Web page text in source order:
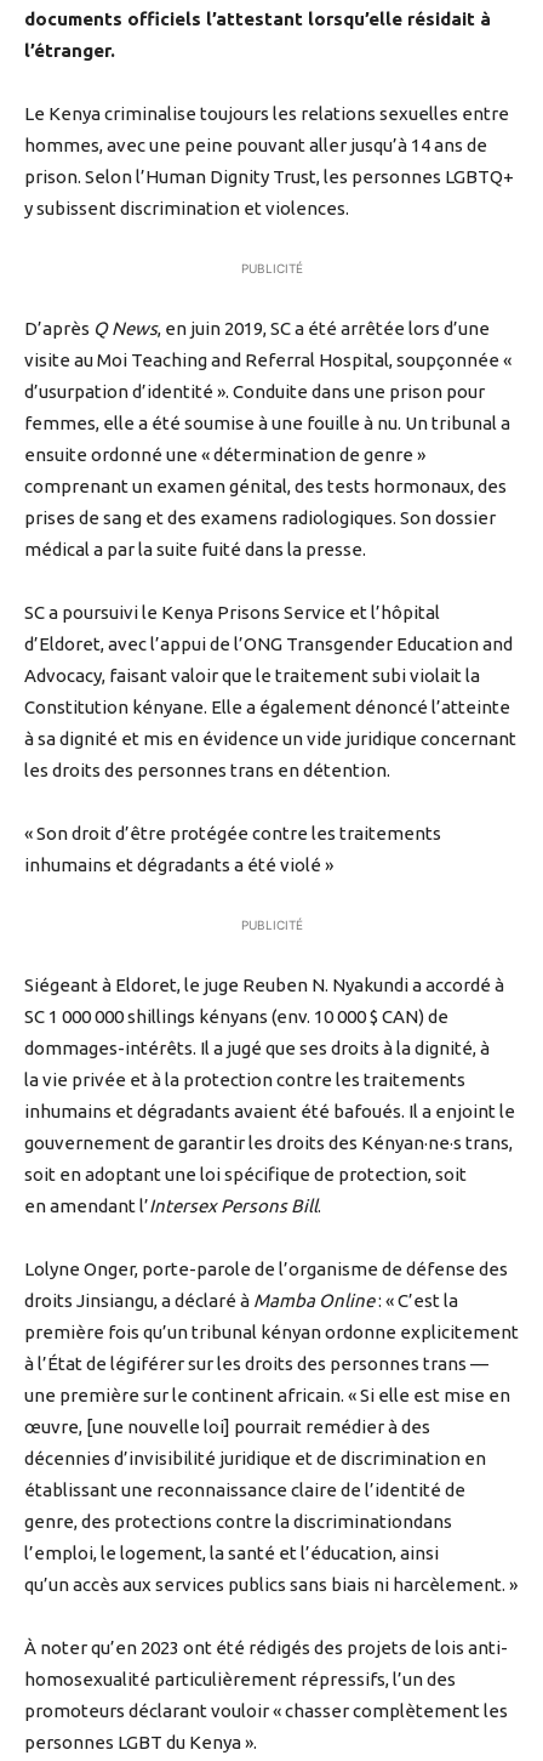
documents officiels l’attestant lorsqu’elle résidait à
l’étranger.
Le Kenya criminalise toujours les relations sexuelles entre
hommes, avec une peine pouvant aller jusqu’à 14 ans de
prison. Selon l’Human Dignity Trust, les personnes LGBTQ+
y subissent discrimination et violences.
PUBLICITÉ
D’après Q News, en juin 2019, SC a été arrêtée lors d’une
visite au Moi Teaching and Referral Hospital, soupçonnée «
d’usurpation d’identité ». Conduite dans une prison pour
femmes, elle a été soumise à une fouille à nu. Un tribunal a
ensuite ordonné une « détermination de genre »
comprenant un examen génital, des tests hormonaux, des
prises de sang et des examens radiologiques. Son dossier
médical a par la suite fuité dans la presse.
SC a poursuivi le Kenya Prisons Service et l’hôpital
d’Eldoret, avec l’appui de l’ONG Transgender Education and
Advocacy, faisant valoir que le traitement subi violait la
Constitution kényane. Elle a également dénoncé l’atteinte
à sa dignité et mis en évidence un vide juridique concernant
les droits des personnes trans en détention.
« Son droit d’être protégée contre les traitements
inhumains et dégradants a été violé »
PUBLICITÉ
Siégeant à Eldoret, le juge Reuben N. Nyakundi a accordé à
SC 1 000 000 shillings kényans (env. 10 000 $ CAN) de
dommages-intérêts. Il a jugé que ses droits à la dignité, à
la vie privée et à la protection contre les traitements
inhumains et dégradants avaient été bafoués. Il a enjoint le
gouvernement de garantir les droits des Kényan·ne·s trans,
soit en adoptant une loi spécifique de protection, soit
en amendant l’Intersex Persons Bill.
Lolyne Onger, porte-parole de l’organisme de défense des
droits Jinsiangu, a déclaré à Mamba Online: « C’est la
première fois qu’un tribunal kényan ordonne explicitement
à l’État de légiférer sur les droits des personnes trans —
une première sur le continent africain. « Si elle est mise en
œuvre, [une nouvelle loi] pourrait remédier à des
décennies d’invisibilité juridique et de discrimination en
établissant une reconnaissance claire de l’identité de
genre, des protections contre la discriminationdans
l’emploi, le logement, la santé et l’éducation, ainsi
qu’un accès aux services publics sans biais ni harcèlement. »
À noter qu’en 2023 ont été rédigés des projets de lois anti-
homosexualité particulièrement répressifs, l’un des
promoteurs déclarant vouloir « chasser complètement les
personnes LGBT du Kenya ».